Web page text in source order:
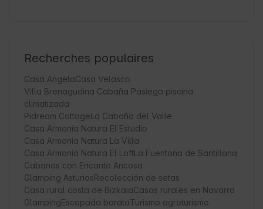
Recherches populaires
Casa AngelaCasa Velasco
Villa Brenagudina Cabaña Pasiega piscina
climatizada
Pidream CottageLa Cabaña del Valle
Casa Armonía Natura El Estudio
Casa Armonía Natura La Villa
Casa Armonía Natura El LoftLa Fuentona de Santillana
Cabanas con Encanto Ancosa
Glamping AsturiasRecolección de setas
Casa rural costa de BizkaiaCasas rurales en Navarra
GlampingEscapada barataTurismo agroturismo